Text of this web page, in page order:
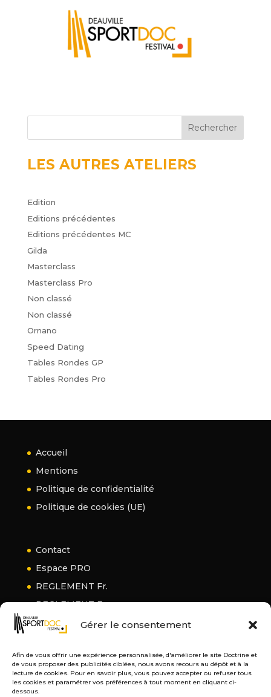
Gérer le consentement
Afin de vous offrir une expérience personnalisée, d'améliorer le site Doctrine et
de vous proposer des publicités ciblées, nous avons recours au dépôt et à la
lecture de cookies. Pour en savoir plus, vous pouvez accepter ou refuser tous
les cookies et paramétrer vos préférences à tout moment en cliquant ci-
dessous.
Rechercher
LES AUTRES ATELIERS
Edition
Editions précédentes
Editions précédentes MC
Gilda
Masterclass
Masterclass Pro
Non classé
Non classé
Ornano
Speed Dating
Tables Rondes GP
Tables Rondes Pro
Accueil
Mentions
Politique de confidentialité
Politique de cookies (UE)
Contact
Espace PRO
REGLEMENT Fr.
REGLEMENT En.